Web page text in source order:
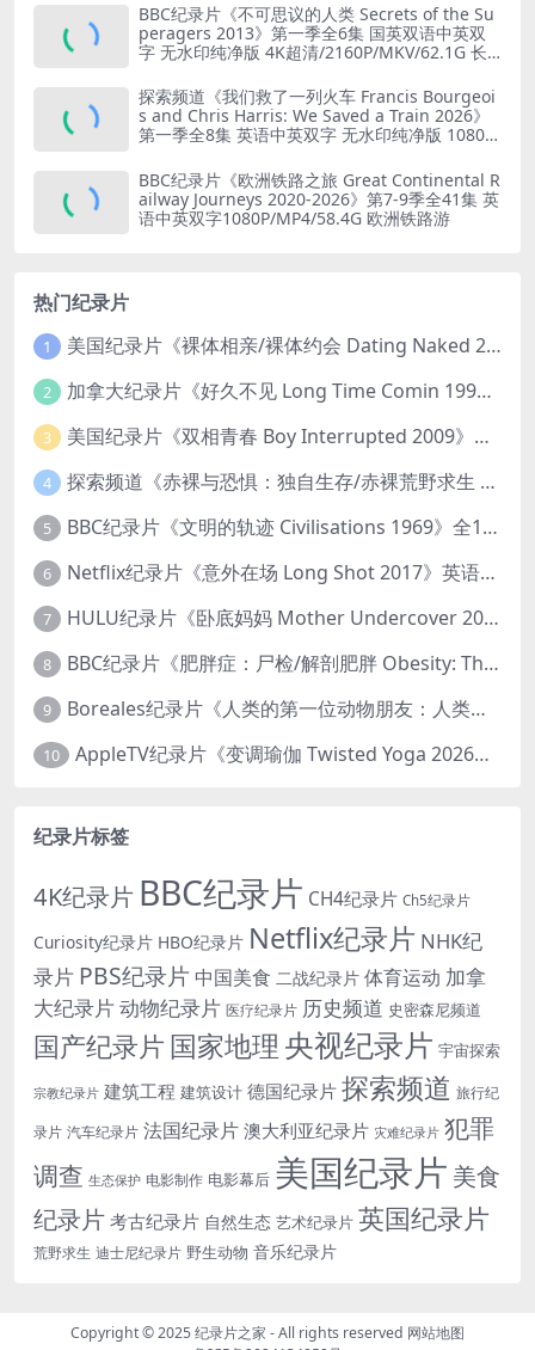
BBC纪录片《不可思议的人类 Secrets of the Su
peragers 2013》第一季全6集 国英双语中英双
字 无水印纯净版 4K超清/2160P/MKV/62.1G 长
探索频道《我们救了一列火车 Francis Bourgeoi
s and Chris Harris: We Saved a Train 2026》
第一季全8集 英语中英双字 无水印纯净版 1080P/
BBC纪录片《欧洲铁路之旅 Great Continental R
ailway Journeys 2020-2026》第7-9季全41集 英
语中英双字1080P/MP4/58.4G 欧洲铁路游
热门纪录片
1 美国纪录片《裸体相亲/裸体约会 Dating Naked 2014-2016》第1-3季全33集 英语中英双字 无水印纯净版 1080P/MKV/85.6G 裸体相亲真人秀
2 加拿大纪录片《好久不见 Long Time Comin 1993》英语中英双字 官方纯净版 1080P/MKV/1G 女同性艺术家
3 美国纪录片《双相青春 Boy Interrupted 2009》英语中英双字 官方纯净版 1080P/MKV/1.43G 青少年躁郁症
4 探索频道《赤裸与恐惧：独自生存/赤裸荒野求生 Naked and Afraid: Solo 2023》第一季全8集 英语中英双字 官方纯净版 高码1080P/MKV/45.4G
5 BBC纪录片《文明的轨迹 Civilisations 1969》全13集 英语中英双字 高清收藏版 1080P/MKV/64.1G 西方艺术史话
6 Netflix纪录片《意外在场 Long Shot 2017》英语中字 720P/NKV/1.06GB 美国谋杀误判案件
7 HULU纪录片《卧底妈妈 Mother Undercover 2023》全4集 英语中英双字 官方纯净版 1080P/MKV/7.6G 拯救孩子
8 BBC纪录片《肥胖症：尸检/解剖肥胖 Obesity: The Post Mortem 2016》英语中英双字 无水印纯净版 1080P/MKV/1.03G
9 Boreales纪录片《人类的第一位动物朋友：人类和狗的神奇故事 Man’s First Friend 2018》英语中英双字 1080P/MP4/1.8G 狗的神奇故事
10 AppleTV纪录片《变调瑜伽 Twisted Yoga 2026》全3集 英语中英双字 无水印纯净版 1080P/MKV/10G 瑜伽大师背后的真相
纪录片标签
4K纪录片 BBC纪录片 CH4纪录片 Ch5纪录片
Curiosity纪录片 HBO纪录片 Netflix纪录片 NHK纪
录片 PBS纪录片 中国美食 二战纪录片 体育运动 加拿
大纪录片动物纪录片 医疗纪录片 历史频道 史密森尼频道
国产纪录片 国家地理 央视纪录片 宇宙探索
宗教纪录片 建筑工程 建筑设计 德国纪录片 探索频道 旅行纪
录片 汽车纪录片 法国纪录片 澳大利亚纪录片 灾难纪录片 犯罪
调查 生态保护 电影制作 电影幕后 美国纪录片 美食
纪录片考古纪录片 自然生态 艺术纪录片 英国纪录片
荒野求生 迪士尼纪录片 野生动物 音乐纪录片
Copyright © 2025纪录片之家 - All rights reserved 网站地图